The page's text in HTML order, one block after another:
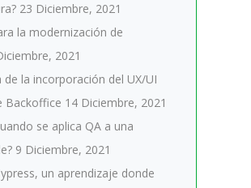
23 Diciembre, 2021
la modernización de
2021
de la incorporación del UX/UI
Backoffice 14 Diciembre, 2021
se aplica QA a una
9 Diciembre, 2021
un aprendizaje donde